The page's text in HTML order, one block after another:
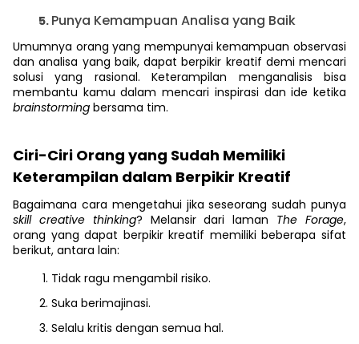
Punya Kemampuan Analisa yang Baik
Umumnya orang yang mempunyai kemampuan observasi
dan analisa yang baik, dapat berpikir kreatif demi mencari
solusi yang rasional. Keterampilan menganalisis bisa
membantu kamu dalam mencari inspirasi dan ide ketika
brainstorming bersama tim.
Ciri-Ciri Orang yang Sudah Memiliki
Keterampilan dalam Berpikir Kreatif
Bagaimana cara mengetahui jika seseorang sudah punya
skill creative thinking? Melansir dari laman The Forage,
orang yang dapat berpikir kreatif memiliki beberapa sifat
berikut, antara lain:
Tidak ragu mengambil risiko.
Suka berimajinasi.
Selalu kritis dengan semua hal.